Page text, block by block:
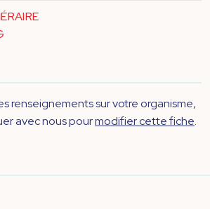
renseignements sur votre organisme,
avec nous pourmodifier cette fiche.